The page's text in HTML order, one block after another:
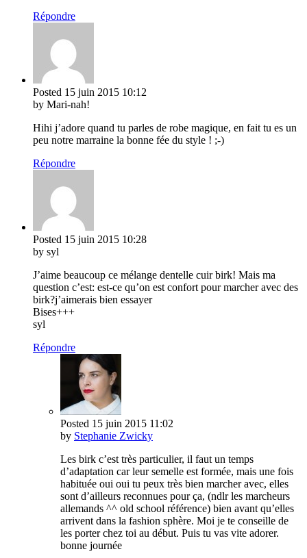
Répondre
Posted 15 juin 2015 10:12
by Mari-nah!
Hihi j’adore quand tu parles de robe magique, en fait tu es un
peu notre marraine la bonne fée du style ! ;-)
Répondre
Posted 15 juin 2015 10:28
by syl
J’aime beaucoup ce mélange dentelle cuir birk! Mais ma
question c’est: est-ce qu’on est confort pour marcher avec des
birk?j’aimerais bien essayer
Bises+++
syl
Répondre
Posted 15 juin 2015 11:02
by Stephanie Zwicky
Les birk c’est très particulier, il faut un temps
d’adaptation car leur semelle est formée, mais une fois
habituée oui oui tu peux très bien marcher avec, elles
sont d’ailleurs reconnues pour ça, (ndlr les marcheurs
allemands ^^ old school référence) bien avant qu’elles
arrivent dans la fashion sphère. Moi je te conseille de
les porter chez toi au début. Puis tu vas vite adorer.
bonne journée